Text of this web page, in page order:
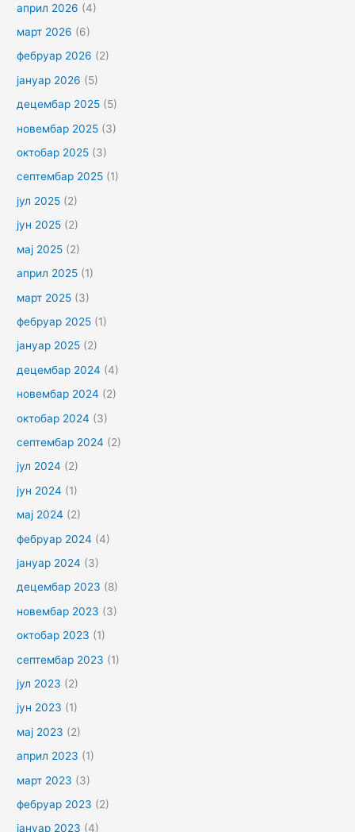
април 2026 (4)
март 2026 (6)
фебруар 2026 (2)
јануар 2026 (5)
децембар 2025 (5)
новембар 2025 (3)
октобар 2025 (3)
септембар 2025 (1)
јул 2025 (2)
јун 2025 (2)
мај 2025 (2)
април 2025 (1)
март 2025 (3)
фебруар 2025 (1)
јануар 2025 (2)
децембар 2024 (4)
новембар 2024 (2)
октобар 2024 (3)
септембар 2024 (2)
јул 2024 (2)
јун 2024 (1)
мај 2024 (2)
фебруар 2024 (4)
јануар 2024 (3)
децембар 2023 (8)
новембар 2023 (3)
октобар 2023 (1)
септембар 2023 (1)
јул 2023 (2)
јун 2023 (1)
мај 2023 (2)
април 2023 (1)
март 2023 (3)
фебруар 2023 (2)
јануар 2023 (4)